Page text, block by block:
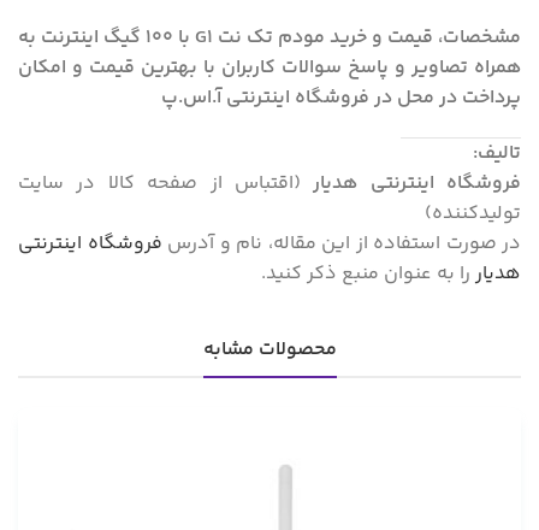
مشخصات، قیمت و خرید مودم تک نت G1 با 100 گیگ اینترنت به
همراه تصاویر و پاسخ سوالات کاربران با بهترین قیمت و امکان
پرداخت در محل در فروشگاه اینترنتی آ.اس.پ
تالیف:
فروشگاه اینترنتی هدیار(اقتباس از صفحه کالا در سایت
تولیدکننده)
در صورت استفاده از این مقاله، نام و آدرس فروشگاه اینترنتی
هدیار را به عنوان منبع ذکر کنید.
محصولات مشابه